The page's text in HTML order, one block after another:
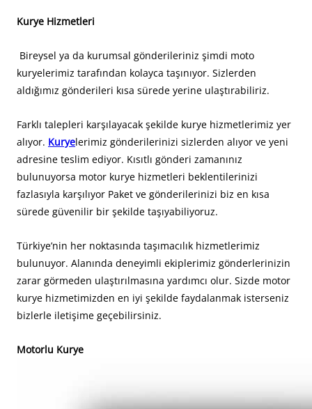
Kurye Hizmetleri
Bireysel ya da kurumsal gönderileriniz şimdi moto
kuryelerimiz tarafından kolayca taşınıyor. Sizlerden
aldığımız gönderileri kısa sürede yerine ulaştırabiliriz.
Farklı talepleri karşılayacak şekilde kurye hizmetlerimiz yer
alıyor. Kuryelerimiz gönderilerinizi sizlerden alıyor ve yeni
adresine teslim ediyor. Kısıtlı gönderi zamanınız
bulunuyorsa motor kurye hizmetleri beklentilerinizi
fazlasıyla karşılıyor Paket ve gönderilerinizi biz en kısa
sürede güvenilir bir şekilde taşıyabiliyoruz.
Türkiye’nin her noktasında taşımacılık hizmetlerimiz
bulunuyor. Alanında deneyimli ekiplerimiz gönderlerinizin
zarar görmeden ulaştırılmasına yardımcı olur. Sizde motor
kurye hizmetimizden en iyi şekilde faydalanmak isterseniz
bizlerle iletişime geçebilirsiniz.
Motorlu Kurye